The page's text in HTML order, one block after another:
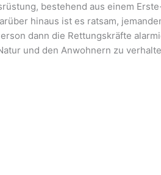
bestehend aus einem
hinaus ist es ratsam,
dann die Rettungskräfte
und den Anwohnern zu